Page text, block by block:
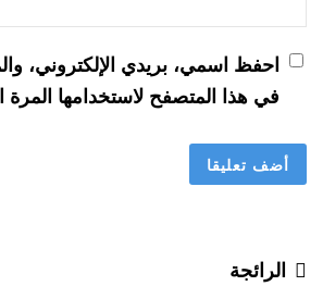
احفظ اسمي، بريدي الإلكتروني،
في هذا المتصفح لاستخدامها المرة
الرائجة